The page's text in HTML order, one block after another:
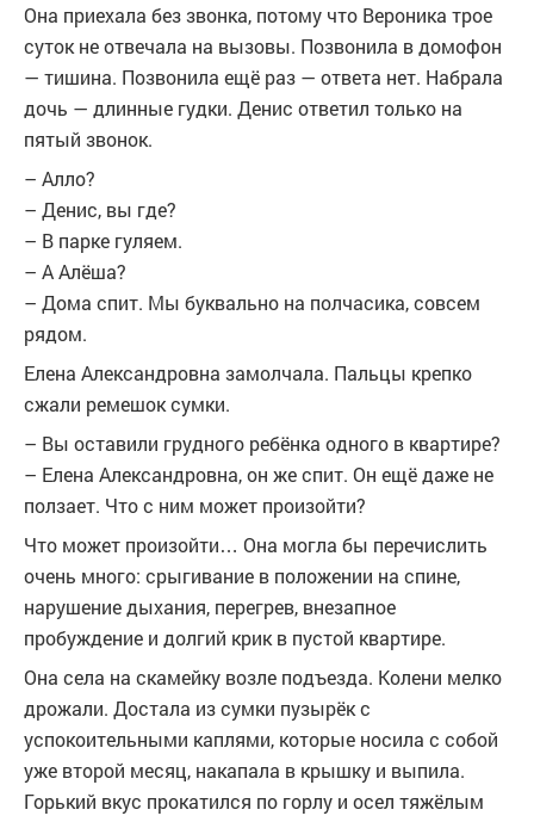
Она приехала без звонка, потому что Вероника трое
суток не отвечала на вызовы. Позвонила в домофон
— тишина. Позвонила ещё раз — ответа нет. Набрала
дочь — длинные гудки. Денис ответил только на
пятый звонок.
– Алло?
– Денис, вы где?
– В парке гуляем.
– А Алёша?
– Дома спит. Мы буквально на полчасика, совсем
рядом.
Елена Александровна замолчала. Пальцы крепко
сжали ремешок сумки.
– Вы оставили грудного ребёнка одного в квартире?
– Елена Александровна, он же спит. Он ещё даже не
ползает. Что с ним может произойти?
Что может произойти… Она могла бы перечислить
очень много: срыгивание в положении на спине,
нарушение дыхания, перегрев, внезапное
пробуждение и долгий крик в пустой квартире.
Она села на скамейку возле подъезда. Колени мелко
дрожали. Достала из сумки пузырёк с
успокоительными каплями, которые носила с собой
уже второй месяц, накапала в крышку и выпила.
Горький вкус прокатился по горлу и осел тяжёлым